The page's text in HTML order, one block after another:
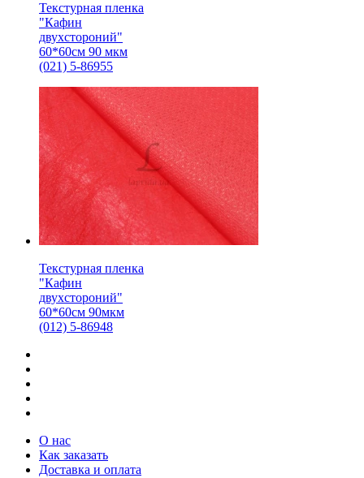
Текстурная пленка
"Кафин
двухстороний"
60*60см 90 мкм
(021) 5-86955
Текстурная пленка
"Кафин
двухстороний"
60*60см 90мкм
(012) 5-86948
О нас
Как заказать
Доставка и оплата